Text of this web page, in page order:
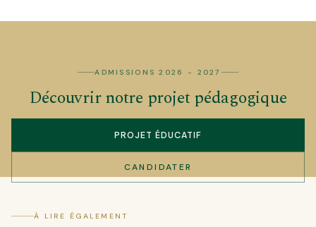
ADMISSIONS 2026 - 2027
Découvrir notre projet pédagogique
PROJET ÉDUCATIF
CANDIDATER
À LIRE ÉGALEMENT